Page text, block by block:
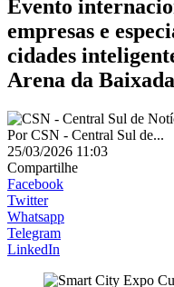
Evento
empresas e
cidades
Arena da Baixada
PorCSN - Central Sul de...
25/03/2026 11:03
Compartilhe
Facebook
Twitter
Whatsapp
Telegram
LinkedIn